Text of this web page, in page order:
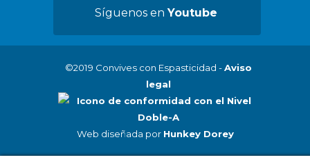
Síguenos enYoutube
©2019 Convives con Espasticidad -Aviso
legal
Web diseñada por Hunkey Dorey